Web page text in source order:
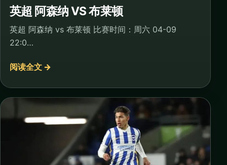
英超 阿森纳 VS 布莱顿
英超 阿森纳 vs 布莱顿 比赛时间：周六 04-09
22:0…
阅读全文 →